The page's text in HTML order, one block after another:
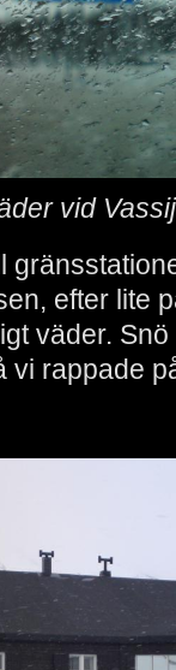
vid
efter lite
väder.
vi rappade